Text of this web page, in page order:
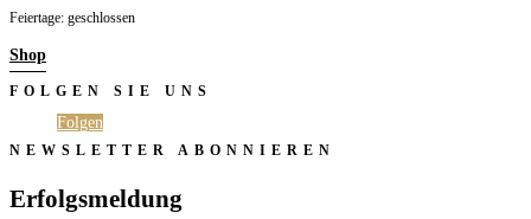
Feiertage: geschlossen
Shop
FOLGEN SIE UNS
Folgen
NEWSLETTER ABONNIEREN
Erfolgsmeldung